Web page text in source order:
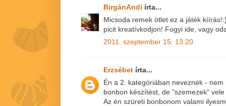
BirgánAndi írta...
Micsoda remek ötlet ez a játék
picit kreatívkodjon! Fogyi ide, vagy
2011. szeptember 15. 13:20
Erzsébet írta...
Én a 2. kategóriában neveznék -
bonbon készítést, de "szemezek"
Az én szüreti bonbonom valami